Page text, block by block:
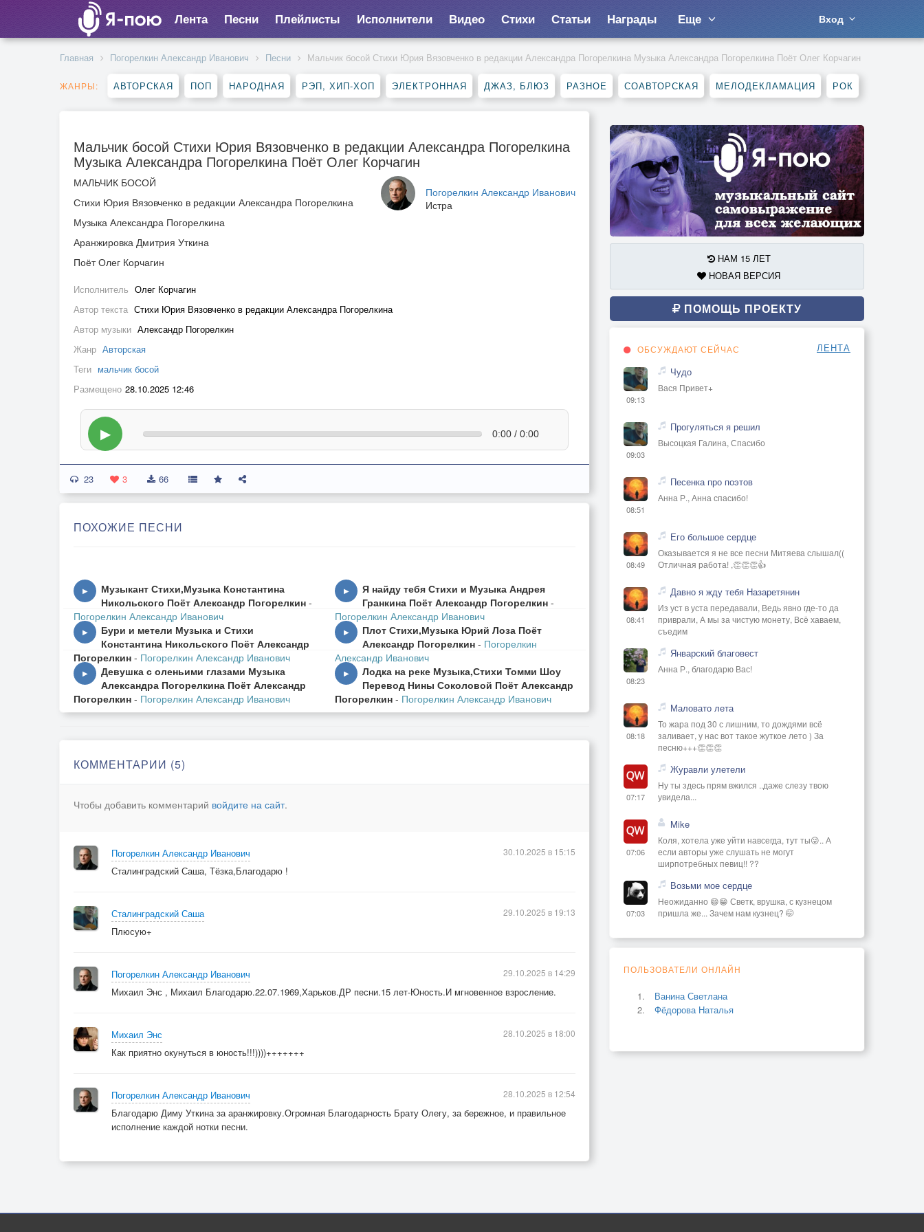
Лента Песни Плейлисты Исполнители Видео Стихи Статьи Награды Еще Вход
Главная Погорелкин Александр Иванович Песни Мальчик босой Стихи Юрия Вязовченко в редакции Александра Погорелкина Музыка Александра Погорелкина Поёт Олег Корчагин
ЖАНРЫ: АВТОРСКАЯ ПОП НАРОДНАЯ РЭП, ХИП-ХОП ЭЛЕКТРОННАЯ ДЖАЗ, БЛЮЗ РАЗНОЕ СОАВТОРСКАЯ МЕЛОДЕКЛАМАЦИЯ РОК
Мальчик босой Стихи Юрия Вязовченко в редакции Александра Погорелкина
Музыка Александра Погорелкина Поёт Олег Корчагин
Погорелкин Александр Иванович
Истра
МАЛЬЧИК БОСОЙ
Стихи Юрия Вязовченко в редакции Александра Погорелкина
Музыка Александра Погорелкина
Аранжировка Дмитрия Уткина
Поёт Олег Корчагин
Исполнитель Олег Корчагин
Автор текста Стихи Юрия Вязовченко в редакции Александра Погорелкина
Автор музыки Александр Погорелкин
Жанр Авторская
Теги мальчик босой
Размещено 28.10.2025 12:46
▶ 0:00 / 0:00
23 3 66
ПОХОЖИЕ ПЕСНИ
▶
Музыкант Стихи,Музыка Константина
Никольского Поёт Александр Погорелкин -
Погорелкин Александр Иванович
▶
Я найду тебя Стихи и Музыка Андрея
Гранкина Поёт Александр Погорелкин -
Погорелкин Александр Иванович
▶
Бури и метели Музыка и Стихи
Константина Никольского Поёт Александр
Погорелкин - Погорелкин Александр Иванович
▶
Плот Стихи,Музыка Юрий Лоза Поёт
Александр Погорелкин - Погорелкин
Александр Иванович
▶
Девушка с оленьими глазами Музыка
Александра Погорелкина Поёт Александр
Погорелкин - Погорелкин Александр Иванович
▶
Лодка на реке Музыка,Стихи Томми Шоу
Перевод Нины Соколовой Поёт Александр
Погорелкин - Погорелкин Александр Иванович
КОММЕНТАРИИ (5)
Чтобы добавить комментарий войдите на сайт.
Погорелкин Александр Иванович
Сталинградский Саша, Тёзка,Благодарю !
30.10.2025 в 15:15
Сталинградский Саша
Плюсую+
29.10.2025 в 19:13
Погорелкин Александр Иванович
Михаил Энс , Михаил Благодарю.22.07.1969,Харьков.ДР песни.15 лет-Юность.И мгновенное взросление.
29.10.2025 в 14:29
Михаил Энс
Как приятно окунуться в юность!!!))))+++++++
28.10.2025 в 18:00
Погорелкин Александр Иванович
Благодарю Диму Уткина за аранжировку.Огромная Благодарность Брату Олегу, за бережное, и правильное
исполнение каждой нотки песни.
28.10.2025 в 12:54
НАМ 15 ЛЕТ
НОВАЯ ВЕРСИЯ
ПОМОЩЬ ПРОЕКТУ
ОБСУЖДАЮТ СЕЙЧАС ЛЕНТА
09:13
Чудо
Вася Привет+
09:03
Прогуляться я решил
Высоцкая Галина, Спасибо
08:51
Песенка про поэтов
Анна Р., Анна спасибо!
08:49
Его большое сердце
Оказывается я не все песни Митяева слышал((
Отличная работа! ,👏👏👏👍
08:41
Давно я жду тебя Назаретянин
Из уст в уста передавали, Ведь явно где-то да
приврали, А мы за чистую монету, Всё хаваем,
съедим
08:23
Январский благовест
Анна Р., благодарю Вас!
08:18
Маловато лета
То жара под 30 с лишним, то дождями всё
заливает, у нас вот такое жуткое лето ) За
песню+++👏👏👏
07:17
Журавли улетели
Ну ты здесь прям вжился ..даже слезу твою
увидела...
07:06
Mike
Коля, хотела уже уйти навсегда, тут ты😜.. А
если авторы уже слушать не могут
ширпотребных певиц!! ??
07:03
Возьми мое сердце
Неожиданно 😄😁 Светк, врушка, с кузнецом
пришла же... Зачем нам кузнец? 🤭
ПОЛЬЗОВАТЕЛИ ОНЛАЙН
Ванина Светлана
Фёдорова Наталья